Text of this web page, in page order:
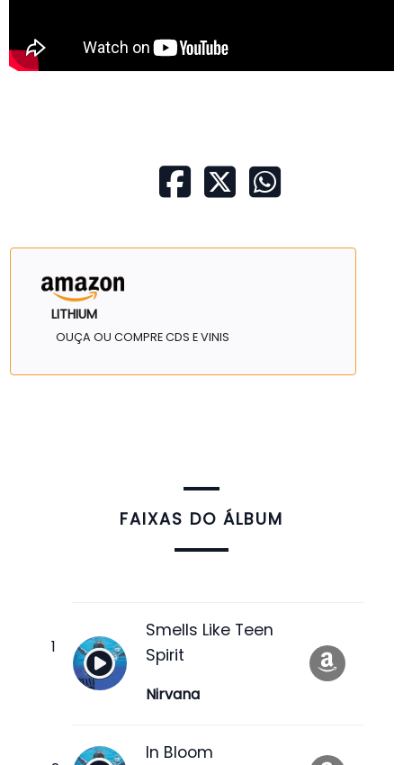
LITHIUM
OUÇA OU COMPRE CDS E VINIS
FAIXAS DO ÁLBUM
Smells Like Teen
Spirit
Nirvana
In Bloom